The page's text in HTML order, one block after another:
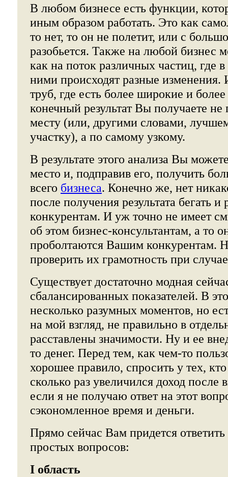
В любом бизнесе есть функции,
иным образом работать. Это как
то нет, то он не полетит, или с
разобьется. Также на любой бизнес
как на поток различных частиц, где
ними происходят разные изменения.
труб, где есть более широкие и
конечный результат Вы получаете
месту (или, другими словами,
участку), а по самому узкому.
В результате этого анализа Вы
место и, подправив его, получить
всего бизнеса. Конечно же, нет
после получения результата бегать и
конкурентам. И уж точно не имеет
об этом бизнес-консультантам, а то
проболтаются Вашим конкурентам.
проверить их грамотность при
Существует достаточно модная
сбалансированных показателей. В
несколько разумных моментов, но
на мой взгляд, не правильно в
расставлены значимости. Ну и ее
то денег. Перед тем, как чем-то
хорошее правило, спросить у тех,
сколько раз увеличился доход после
если я не получаю ответ на этот
сэкономленное время и деньги.
Прямо сейчас Вам придется
простых вопросов:
I область